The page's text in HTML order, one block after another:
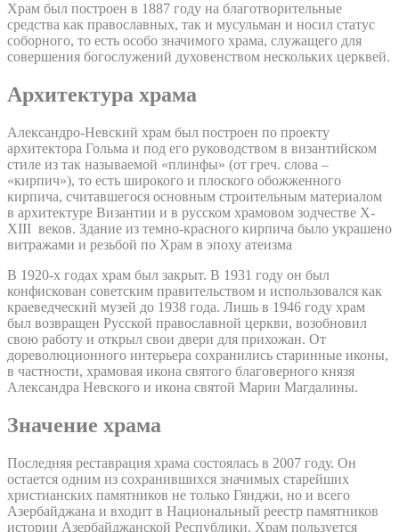
Храм был построен в 1887 году на благотворительные
средства как православных, так и мусульман и носил статус
соборного, то есть особо значимого храма, служащего для
совершения богослужений духовенством нескольких церквей.
Архитектура храма
Александро-Невский храм был построен по проекту
архитектора Гольма и под его руководством в византийском
стиле из так называемой «плинфы» (от греч. слова –
«кирпич»), то есть широкого и плоского обожженного
кирпича, считавшегося основным строительным материалом
в архитектуре Византии и в русском храмовом зодчестве X-
XIII веков. Здание из темно-красного кирпича было украшено
витражами и резьбой по Храм в эпоху атеизма
В 1920-х годах храм был закрыт. В 1931 году он был
конфискован советским правительством и использовался как
краеведческий музей до 1938 года. Лишь в 1946 году храм
был возвращен Русской православной церкви, возобновил
свою работу и открыл свои двери для прихожан. От
дореволюционного интерьера сохранились старинные иконы,
в частности, храмовая икона святого благоверного князя
Александра Невского и икона святой Марии Магдалины.
Значение храма
Последняя реставрация храма состоялась в 2007 году. Он
остается одним из сохранившихся значимых старейших
христианских памятников не только Гянджи, но и всего
Азербайджана и входит в Национальный реестр памятников
истории Азербайджанской Республики. Храм пользуется